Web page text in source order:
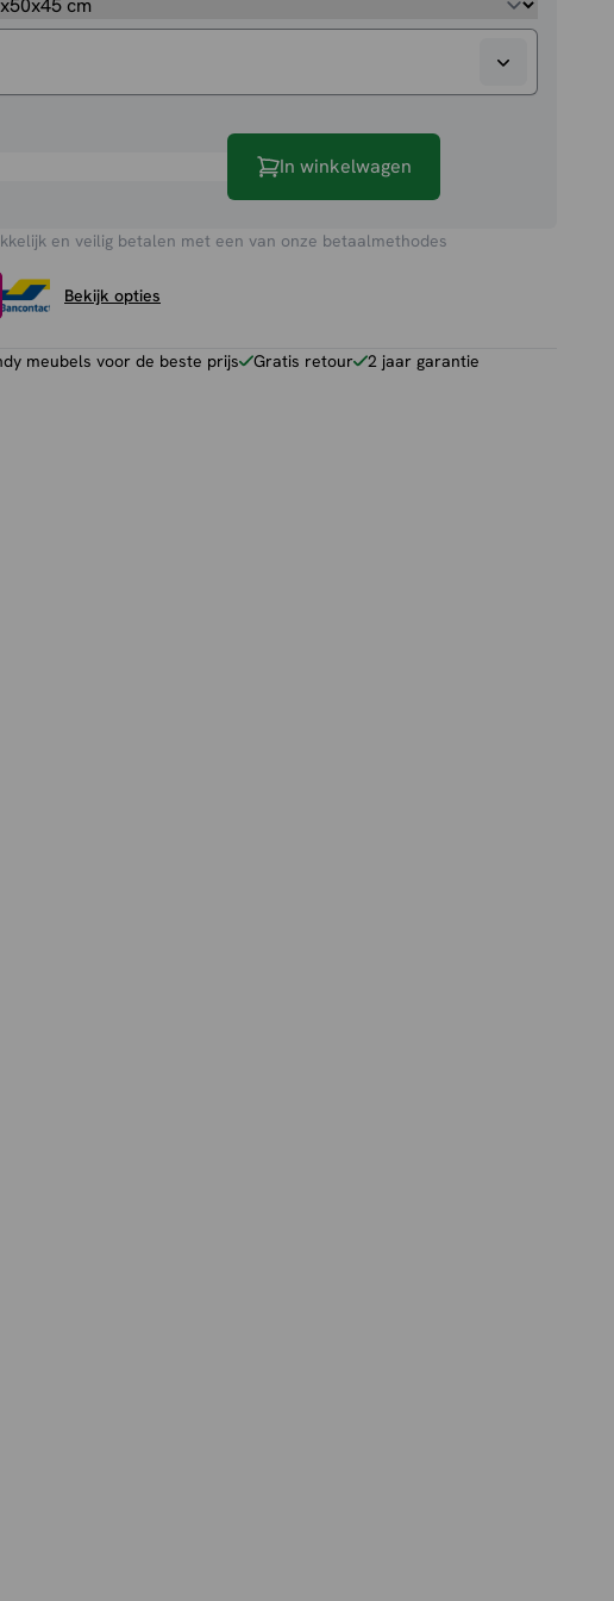
In winkelwagen
en veilig betalen met een van onze betaalmethodes
Bekijk opties
meubels voor de beste prijs Gratis retour 2 jaar garantie